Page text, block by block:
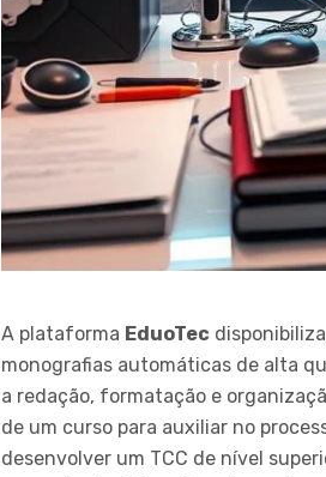
A plataforma EduoTec
monografias automáticas de alta
a redação, formatação e
de um curso para auxiliar no
desenvolver um TCC de nível